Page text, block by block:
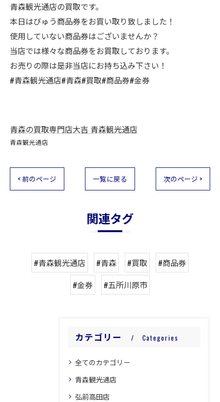
青森観光通店の買取です。
本日はびゅう商品券をお買い取り致しました！
使用していない商品券はございませんか？
当店では様々な商品券をお買取しております。
お売りの際は是非当店にお持ち込み下さい！
#青森観光通店#青森#買取#商品券#金券
青森の買取専門店大吉 青森観光通店
青森観光通店
< 前のページ 一覧に戻る 次のページ >
関連タグ
#青森観光通店 #青森 #買取
#商品券
#金券
#五所川原市
カテゴリー Categories
全てのカテゴリー
青森観光通店
弘前高田店